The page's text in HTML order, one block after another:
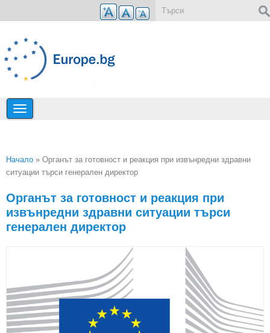
Премини към основното съдържание
Вие сте тук
Начало » Органът за готовност и реакция при извънредни здравни
ситуации търси генерален директор
Органът за готовност и реакция при
извънредни здравни ситуации търси
генерален директор